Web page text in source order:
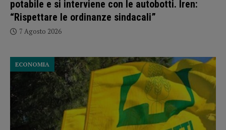
potabile e si interviene con le autobotti. Iren:
“Rispettare le ordinanze sindacali”
7 Agosto 2026
ECONOMIA